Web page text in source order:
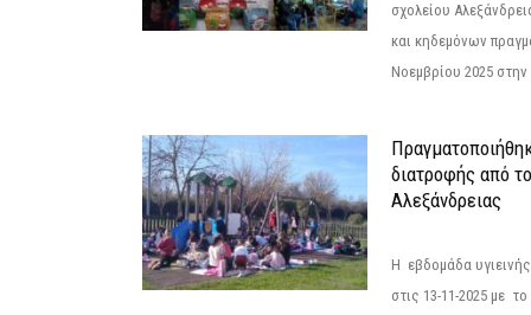
σχολείου
και κηδεμόνων
Νοεμβρίου 2025
διατροφής από
Αλεξάνδρειας
Η εβδομάδα
στις 13-11-2025 με